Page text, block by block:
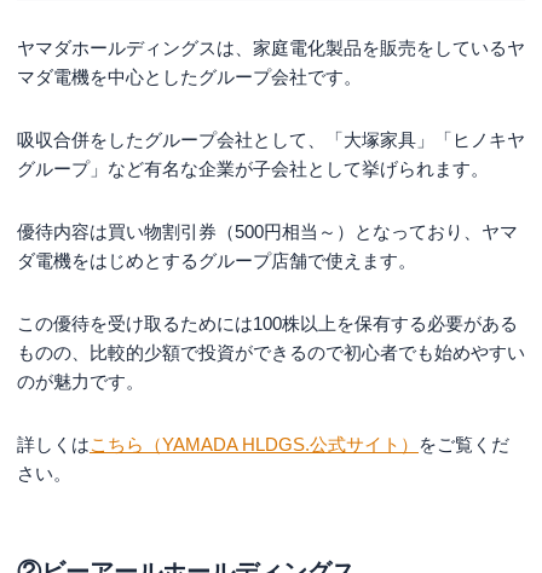
初心者必見！株主優待の選び方【優待廃止のリス
クを回避】
株主優待の選び方②将来性がある銘柄かどうか
株主優待の選び方④自社製品か他社製品か確認しよう
株主優待におすすめ①楽天証券|取引で楽天ポイントが貯
まる！
株主優待におすすめ② SBI証券|圧倒的に多い銘柄数！
ヤマダホールディングスは、家庭電化製品を販売をしているヤ
マダ電機を中心としたグループ会社です。
吸収合併をしたグループ会社として、「大塚家具」「ヒノキヤ
グループ」など有名な企業が子会社として挙げられます。
優待内容は買い物割引券（500円相当～）となっており、ヤマ
ダ電機をはじめとするグループ店舗で使えます。
この優待を受け取るためには100株以上を保有する必要がある
ものの、比較的少額で投資ができるので初心者でも始めやすい
のが魅力です。
詳しくはこちら（YAMADA HLDGS.公式サイト）
をご覧くだ
さい。